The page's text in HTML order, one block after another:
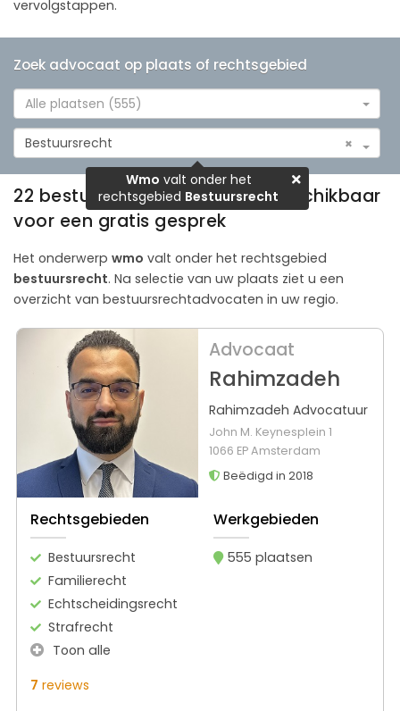
vervolgstappen.
Zoek advocaat op plaats of rechtsgebied
Alle plaatsen (555)
×
Bestuursrecht
Wmo valt onder het
rechtsgebied Bestuursrecht
22 bestuursrechtadvocaten beschikbaar
voor een gratis gesprek
Het onderwerp wmo valt onder het rechtsgebied
bestuursrecht. Na selectie van uw plaats ziet u een
overzicht van bestuursrechtadvocaten in uw regio.
Advocaat
Rahimzadeh
Rahimzadeh Advocatuur
John M. Keynesplein 1
1066 EP Amsterdam
Beëdigd in 2018
Rechtsgebieden
Bestuursrecht
Familierecht
Echtscheidingsrecht
Strafrecht
Toon alle
Werkgebieden
555 plaatsen
7 reviews